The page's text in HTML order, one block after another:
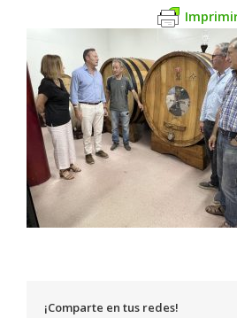
¡Comparte en tus redes!